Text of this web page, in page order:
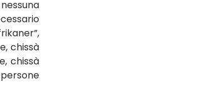
chissà
chissà